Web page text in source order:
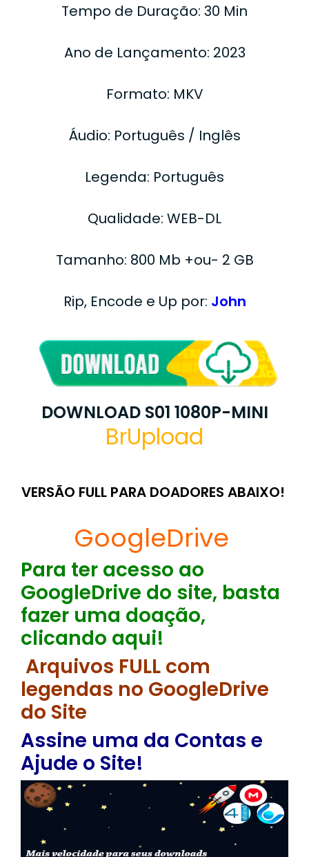
Tempo de Duração: 30 Min
Ano de Lançamento: 2023
Formato: MKV
Áudio: Português / Inglês
Legenda: Português
Qualidade: WEB-DL
Tamanho: 800 Mb +ou- 2 GB
Rip, Encode e Up por: John
DOWNLOAD S01 1080P-MINI
BrUpload
VERSÃO FULL PARA DOADORES ABAIXO!
GoogleDrive
Para ter acesso ao
GoogleDrive do site, basta
fazer uma doação,
clicando aqui!
Arquivos FULL com
legendas no GoogleDrive
do Site
Assine uma da Contas e
Ajude o Site!